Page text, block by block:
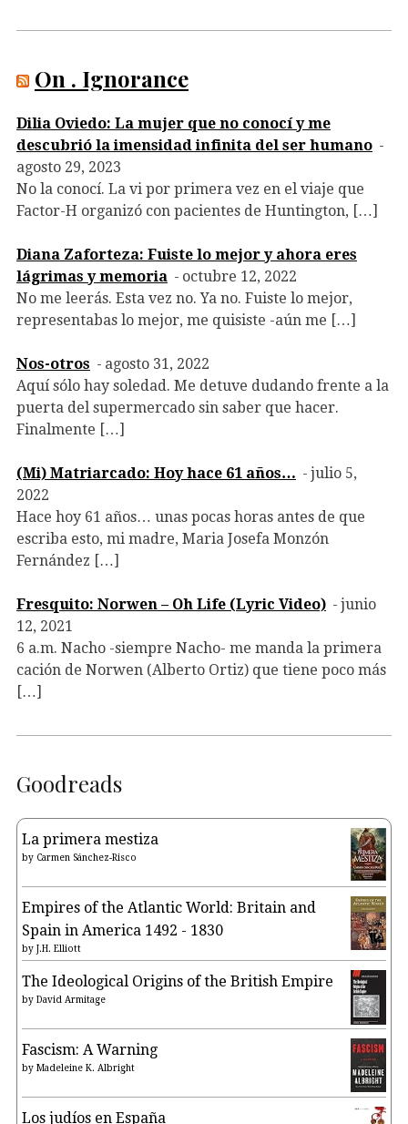
On . Ignorance
Dilia Oviedo: La mujer que no conocí y me
descubrió la imensidad infinita del ser humano
agosto 29, 2023
No la conocí. La vi por primera vez en el viaje que
Factor-H organizó con pacientes de Huntington, […]
Diana Zaforteza: Fuiste lo mejor y ahora eres
lágrimas y memoria
octubre 12, 2022
No me leerás. Esta vez no. Ya no. Fuiste lo mejor,
representabas lo mejor, me quisiste -aún me […]
Nos-otros
agosto 31, 2022
Aquí sólo hay soledad. Me detuve dudando frente a la
puerta del supermercado sin saber que hacer.
Finalmente […]
(Mi) Matriarcado: Hoy hace 61 años…
julio 5,
2022
Hace hoy 61 años… unas pocas horas antes de que
escriba esto, mi madre, Maria Josefa Monzón
Fernández […]
Fresquito: Norwen – Oh Life (Lyric Video)
junio
12, 2021
6 a.m. Nacho -siempre Nacho- me manda la primera
cación de Norwen (Alberto Ortiz) que tiene poco más
[…]
Goodreads
La primera mestiza
by Carmen Sánchez-Risco
Empires of the Atlantic World: Britain and
Spain in America 1492 - 1830
by J.H. Elliott
The Ideological Origins of the British Empire
by David Armitage
Fascism: A Warning
by Madeleine K. Albright
Los judíos en España